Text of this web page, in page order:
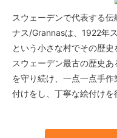
スウェーデンで代表する
ナス/Grannasは、1922年
という小さな村でその歴
スウェーデン最古の歴史
を守り続け、一点一点手
付けをし、丁寧な絵付けを